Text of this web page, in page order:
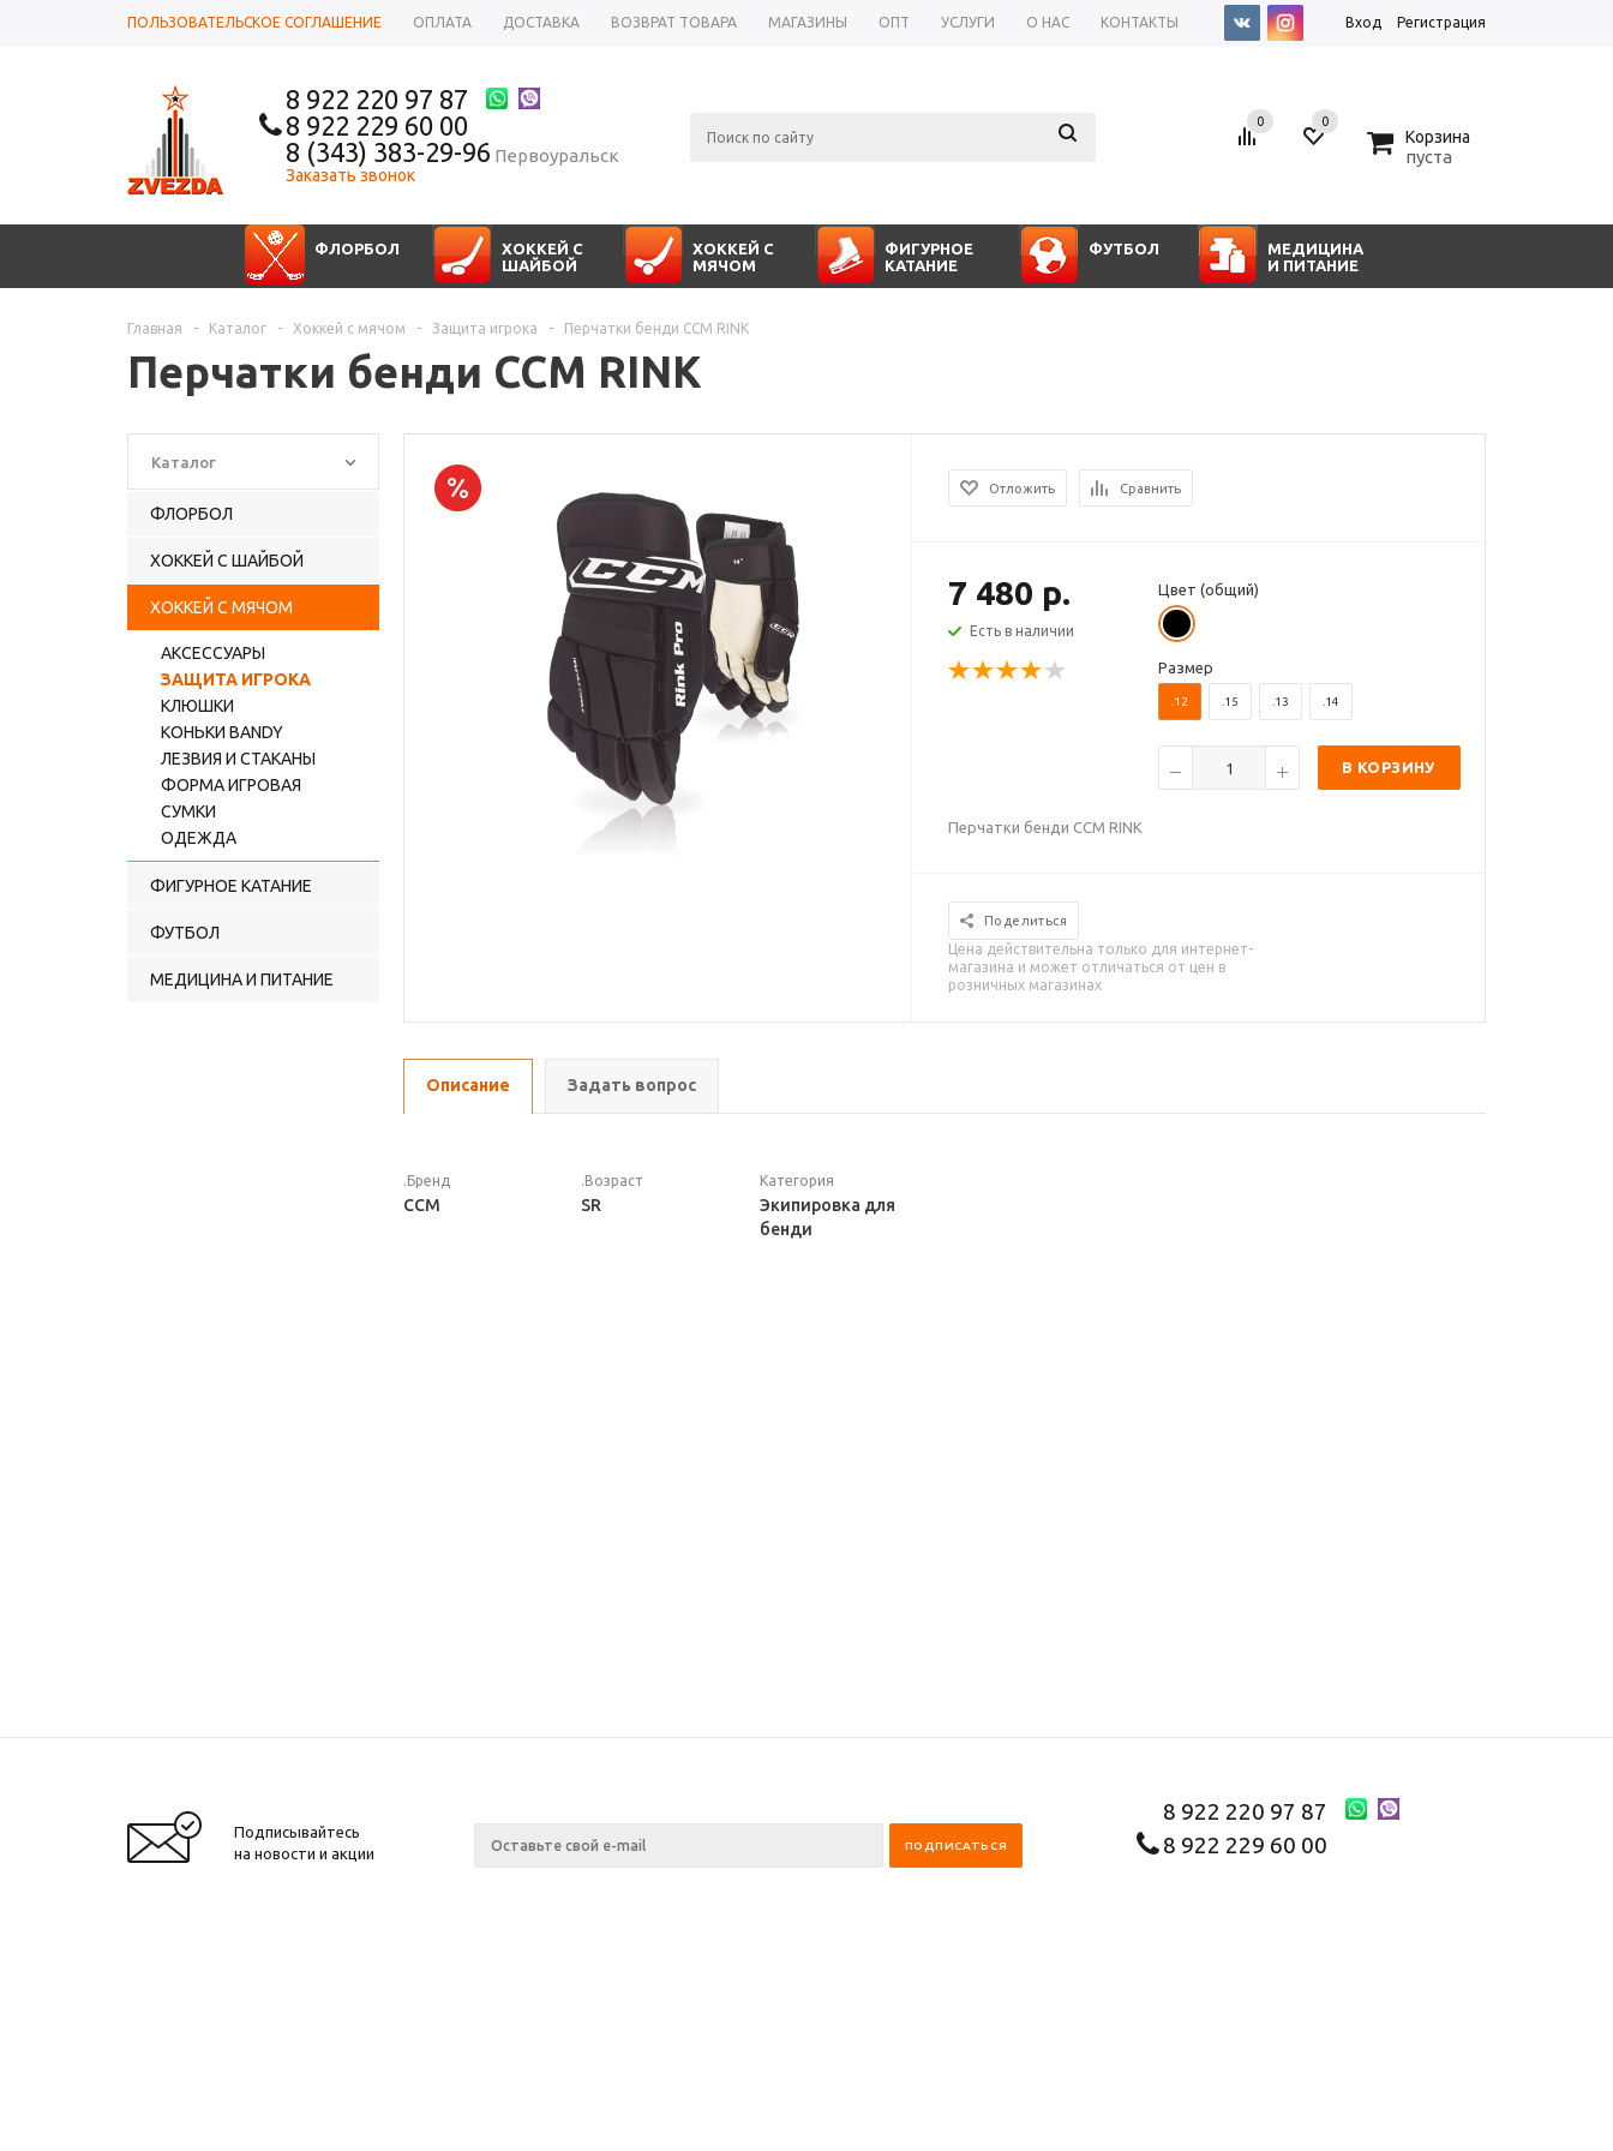
ПОЛЬЗОВАТЕЛЬСКОЕ СОГЛАШЕНИЕ ОПЛАТА ДОСТАВКА ВОЗВРАТ ТОВАРА МАГАЗИНЫ ОПТ УСЛУГИ О НАС КОНТАКТЫ Вход Регистрация
8 922 220 97 87
8 922 229 60 00
8 (343) 383-29-96 Первоуральск
Заказать звонок
0 0
Корзина
пуста
ФЛОРБОЛ
ХОККЕЙ С
ШАЙБОЙ
ХОККЕЙ С
МЯЧОМ
ФИГУРНОЕ
КАТАНИЕ
ФУТБОЛ
МЕДИЦИНА
И ПИТАНИЕ
Главная - Каталог - Хоккей с мячом - Защита игрока - Перчатки бенди CCM RINK
Перчатки бенди CCM RINK
Каталог
ФЛОРБОЛ
ХОККЕЙ С ШАЙБОЙ
ХОККЕЙ С МЯЧОМ
АКСЕССУАРЫ
ЗАЩИТА ИГРОКА
КЛЮШКИ
КОНЬКИ BANDY
ЛЕЗВИЯ И СТАКАНЫ
ФОРМА ИГРОВАЯ
СУМКИ
ОДЕЖДА
ФИГУРНОЕ КАТАНИЕ
ФУТБОЛ
МЕДИЦИНА И ПИТАНИЕ
Отложить Сравнить
7 480 р.
Есть в наличии
Цвет (общий)
Размер
.12 .15 .13 .14
В КОРЗИНУ
Перчатки бенди CCM RINK
Поделиться
Цена действительна только для интернет-
магазина и может отличаться от цен в
розничных магазинах
Описание Задать вопрос
.Бренд
CCM
.Возраст
SR
Категория
Экипировка для
бенди
Подписывайтесь
на новости и акции
8 922 220 97 87
8 922 229 60 00